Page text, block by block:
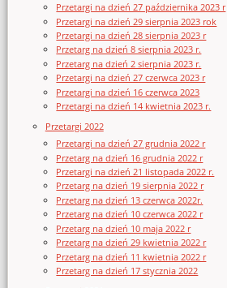
Przetargi na dzień 27 października 2023 r
Przetargi na dzień 29 sierpnia 2023 rok
Przetargi na dzień 28 sierpnia 2023 r
Przetarg na dzień 8 sierpnia 2023 r.
Przetarg na dzień 2 sierpnia 2023 r.
Przetargi na dzień 27 czerwca 2023 r
Przetargi na dzień 16 czerwca 2023
Przetargi na dzień 14 kwietnia 2023 r.
Przetargi 2022
Przetargi na dzień 27 grudnia 2022 r
Przetarg na dzień 16 grudnia 2022 r
Przetargi na dzień 21 listopada 2022 r.
Przetarg na dzień 19 sierpnia 2022 r
Przetarg na dzień 13 czerwca 2022r.
Przetarg na dzień 10 czerwca 2022 r
Przetarg na dzień 10 maja 2022 r
Przetarg na dzień 29 kwietnia 2022 r
Przetarg na dzień 11 kwietnia 2022 r
Przetarg na dzień 17 stycznia 2022